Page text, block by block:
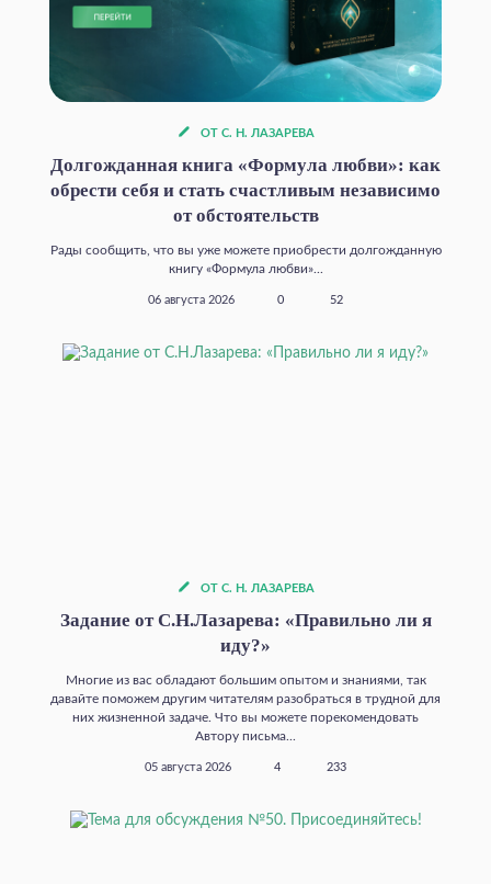
ОТ С. Н. ЛАЗАРЕВА
Долгожданная книга «Формула любви»: как
обрести себя и стать счастливым независимо
от обстоятельств
Рады сообщить, что вы уже можете приобрести долгожданную
книгу «Формула любви»...
06 августа 2026 0 52
ОТ С. Н. ЛАЗАРЕВА
Задание от С.Н.Лазарева: «Правильно ли я
иду?»
Многие из вас обладают большим опытом и знаниями, так
давайте поможем другим читателям разобраться в трудной для
них жизненной задаче. Что вы можете порекомендовать
Автору письма...
05 августа 2026 4 233